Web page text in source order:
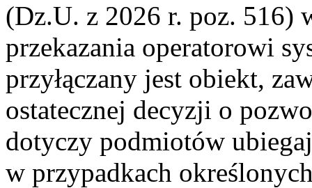
(Dz.U. z 2026 r. poz. 516)
przekazania operatorowi
przyłączany jest obiekt,
ostatecznej decyzji o
dotyczy podmiotów
w przypadkach